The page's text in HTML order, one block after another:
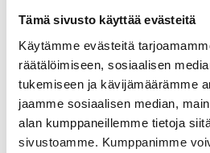
Tämä sivusto käyttää evästeitä
Käytämme evästeitä
räätälöimiseen, sosiaalisen
tukemiseen ja kävijämäärämme
jaamme sosiaalisen median,
alan kumppaneillemme tietoja
sivustoamme. Kumppanimme